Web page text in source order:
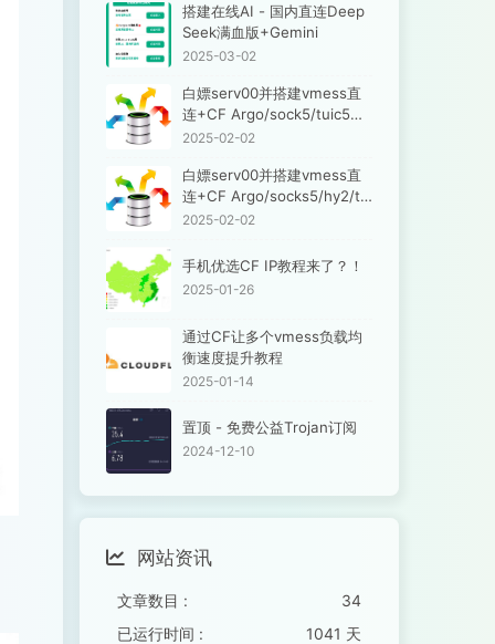
搭建在线AI - 国内直连Deep
Seek满血版+Gemini
2025-03-02
白嫖serv00并搭建vmess直
连+CF Argo/sock5/tuic5，
并解锁ChatGPT
2025-02-02
白嫖serv00并搭建vmess直
连+CF Argo/socks5/hy2/tui
c5，并解锁ChatGPT
2025-02-02
手机优选CF IP教程来了？！
2025-01-26
通过CF让多个vmess负载均
衡速度提升教程
2025-01-14
置顶 - 免费公益Trojan订阅
2024-12-10
网站资讯
文章数目 :
34
已运行时间 :
1041 天